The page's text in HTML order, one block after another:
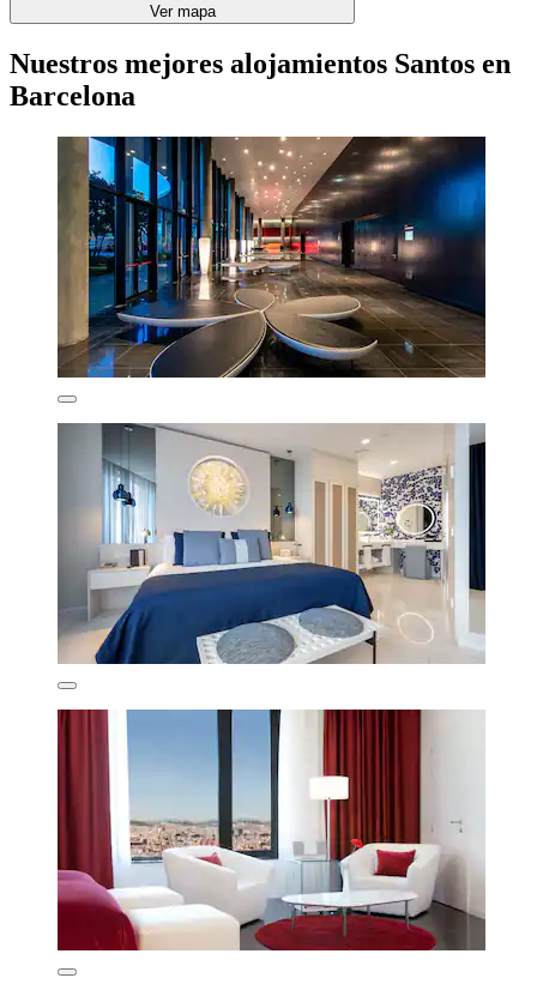
Ver mapa
Nuestros mejores alojamientos Santos en
Barcelona